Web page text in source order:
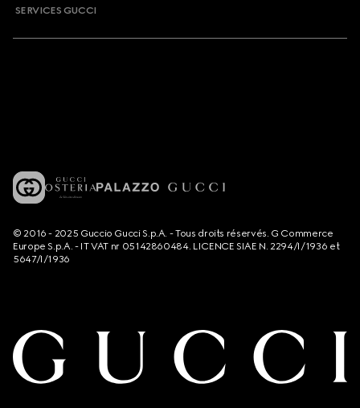
SERVICES GUCCI
© 2016 - 2025 Guccio Gucci S.p.A. - Tous droits réservés. G Commerce
Europe S.p.A. - IT VAT nr 05142860484. LICENCE SIAE N. 2294/I/1936 et
5647/I/1936